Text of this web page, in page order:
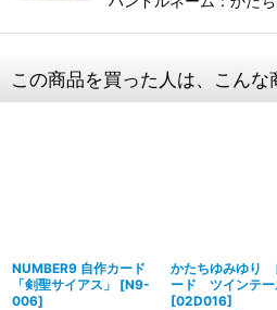
この商品を買った人は、こん
NUMBER9 自作カード
「剣聖サイアス」
[N9-
006]
かたちゆみゆり
ード ツインテー
[02D016]